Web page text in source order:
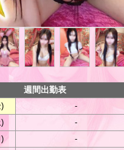
週間出勤表
)
-
)
-
)
-